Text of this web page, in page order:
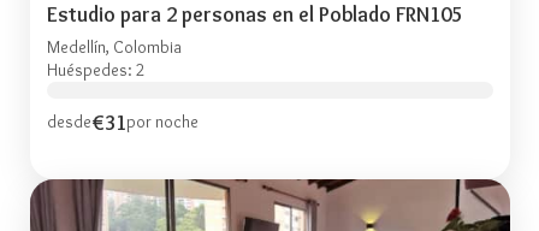
Estudio para 2 personas en el Poblado FRN105
Medellín, Colombia
Huéspedes: 2
desde€31por noche